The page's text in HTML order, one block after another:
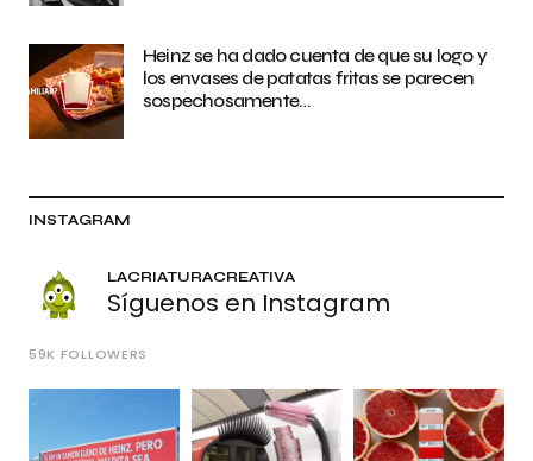
Heinz se ha dado cuenta de que su logo y
los envases de patatas fritas se parecen
sospechosamente…
INSTAGRAM
LACRIATURACREATIVA
Síguenos en Instagram
59K FOLLOWERS